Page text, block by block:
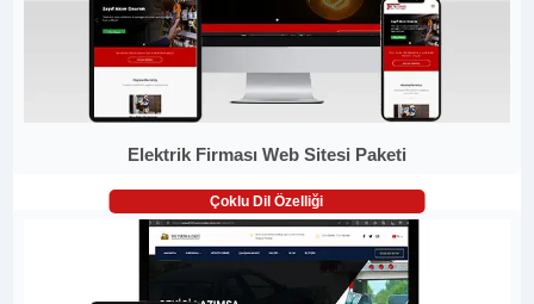
Elektrik Firması Web Sitesi Paketi
Çoklu Dil Özelliği